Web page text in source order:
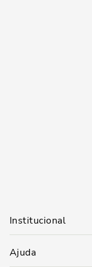
Institucional
Ajuda